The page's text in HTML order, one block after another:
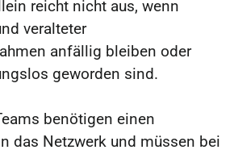
reicht nicht aus, wenn
veralteter
anfällig bleiben oder
geworden sind.
benötigen einen
das Netzwerk und müssen bei